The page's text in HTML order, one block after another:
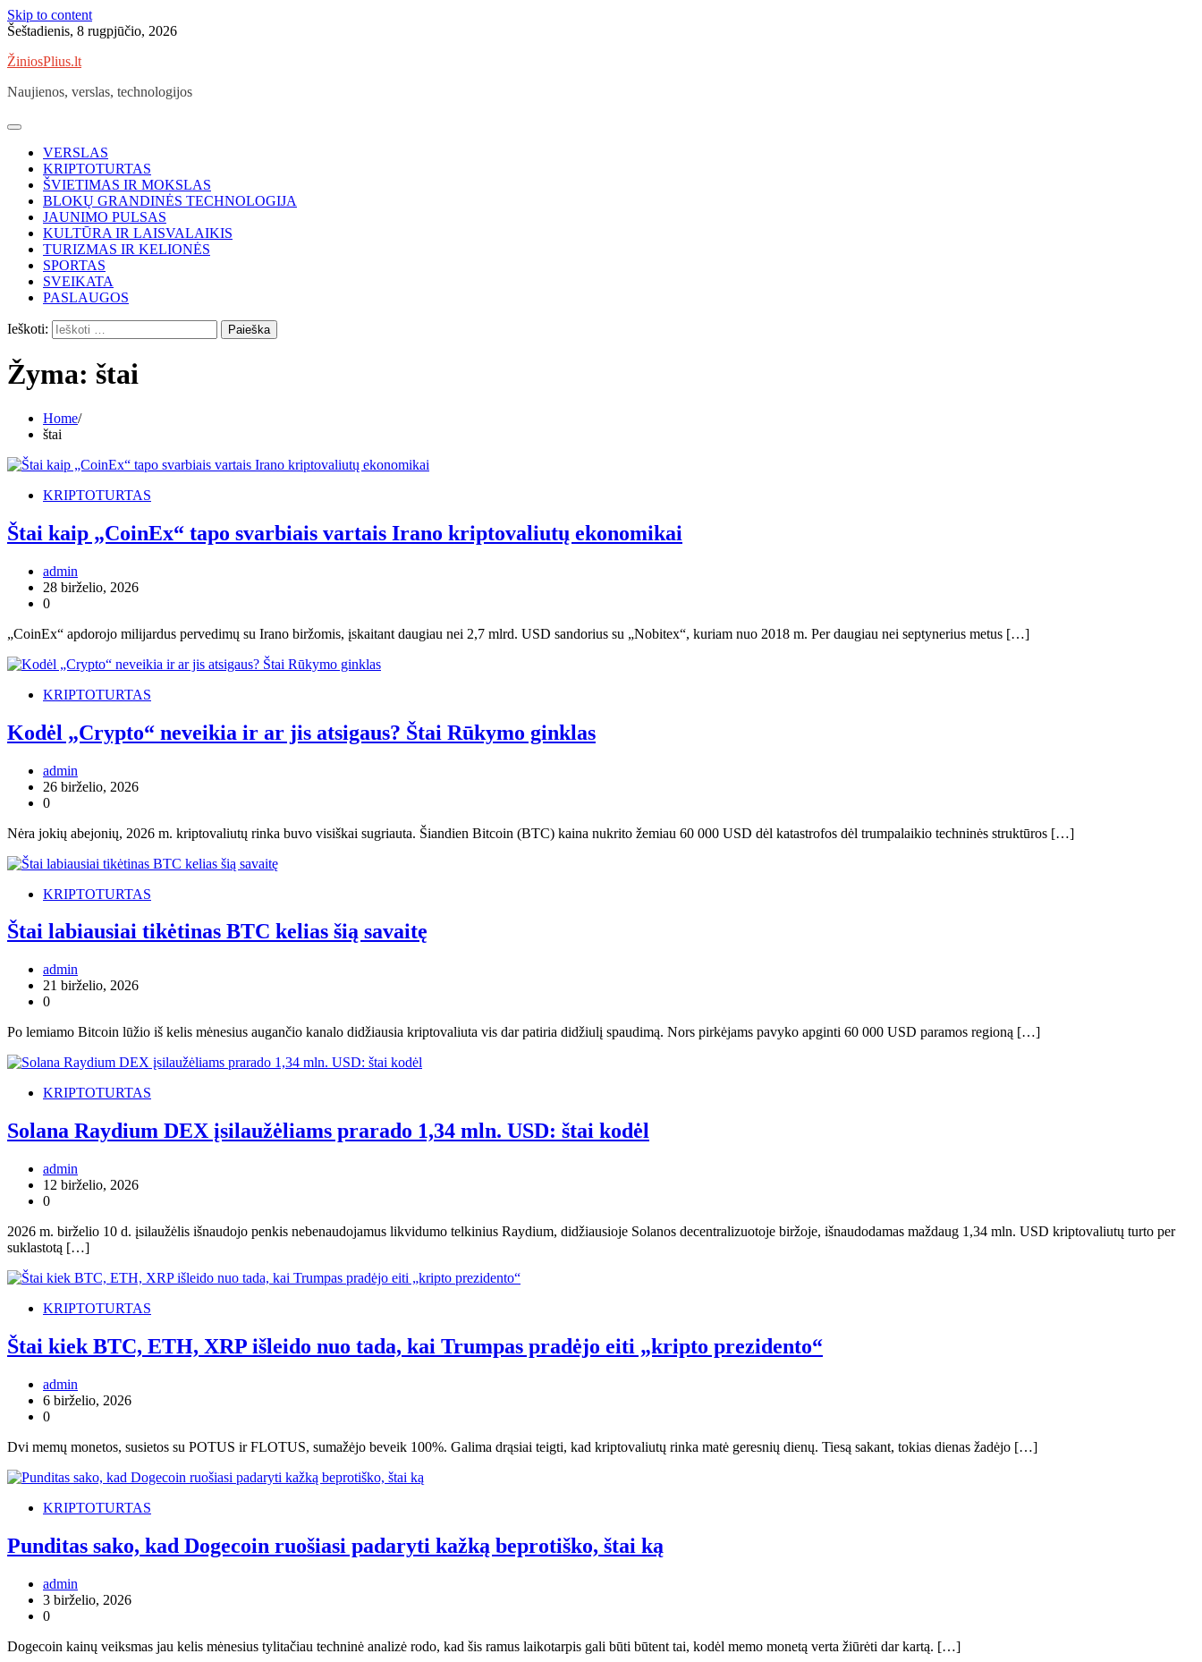
Skip to content
Šeštadienis, 8 rugpjūčio, 2026
ŽiniosPlius.lt
Naujienos, verslas, technologijos
VERSLAS
KRIPTOTURTAS
ŠVIETIMAS IR MOKSLAS
BLOKŲ GRANDINĖS TECHNOLOGIJA
JAUNIMO PULSAS
KULTŪRA IR LAISVALAIKIS
TURIZMAS IR KELIONĖS
SPORTAS
SVEIKATA
PASLAUGOS
Ieškoti:
Žyma: štai
Home
štai
KRIPTOTURTAS
Štai kaip „CoinEx“ tapo svarbiais vartais Irano kriptovaliutų ekonomikai
admin
28 birželio, 2026
0
„CoinEx“ apdorojo milijardus pervedimų su Irano biržomis, įskaitant daugiau nei 2,7 mlrd. USD sandorius su „Nobitex“, kuriam nuo 2018 m. Per daugiau nei septynerius metus […]
KRIPTOTURTAS
Kodėl „Crypto“ neveikia ir ar jis atsigaus? Štai Rūkymo ginklas
admin
26 birželio, 2026
0
Nėra jokių abejonių, 2026 m. kriptovaliutų rinka buvo visiškai sugriauta. Šiandien Bitcoin (BTC) kaina nukrito žemiau 60 000 USD dėl katastrofos dėl trumpalaikio techninės struktūros […]
KRIPTOTURTAS
Štai labiausiai tikėtinas BTC kelias šią savaitę
admin
21 birželio, 2026
0
Po lemiamo Bitcoin lūžio iš kelis mėnesius augančio kanalo didžiausia kriptovaliuta vis dar patiria didžiulį spaudimą. Nors pirkėjams pavyko apginti 60 000 USD paramos regioną […]
KRIPTOTURTAS
Solana Raydium DEX įsilaužėliams prarado 1,34 mln. USD: štai kodėl
admin
12 birželio, 2026
0
2026 m. birželio 10 d. įsilaužėlis išnaudojo penkis nebenaudojamus likvidumo telkinius Raydium, didžiausioje Solanos decentralizuotoje biržoje, išnaudodamas maždaug 1,34 mln. USD kriptovaliutų turto per
suklastotą […]
KRIPTOTURTAS
Štai kiek BTC, ETH, XRP išleido nuo tada, kai Trumpas pradėjo eiti „kripto prezidento“
admin
6 birželio, 2026
0
Dvi memų monetos, susietos su POTUS ir FLOTUS, sumažėjo beveik 100%. Galima drąsiai teigti, kad kriptovaliutų rinka matė geresnių dienų. Tiesą sakant, tokias dienas žadėjo […]
KRIPTOTURTAS
Punditas sako, kad Dogecoin ruošiasi padaryti kažką beprotiško, štai ką
admin
3 birželio, 2026
0
Dogecoin kainų veiksmas jau kelis mėnesius tylitačiau techninė analizė rodo, kad šis ramus laikotarpis gali būti būtent tai, kodėl memo monetą verta žiūrėti dar kartą. […]